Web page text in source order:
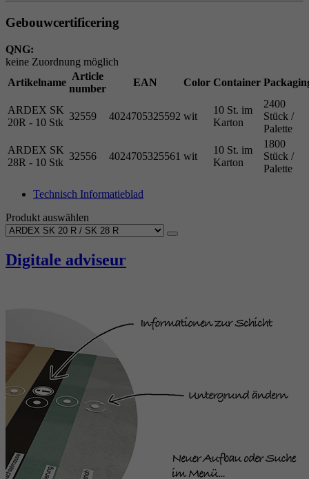
Gebouwcertificering
QNG:
keine Zuordnung möglich
Artikelname
Article
number
EAN Color Container
ARDEX SK
20R - 10 Stk
32559 4024705325592 wit
10 St. im
Karton
2400
Stück /
Palette
ARDEX SK
28R - 10 Stk
32556 4024705325561 wit
10 St. im
Karton
1800
Stück /
Palette
Technisch Informatieblad
Produkt auswählen
Digitale adviseur